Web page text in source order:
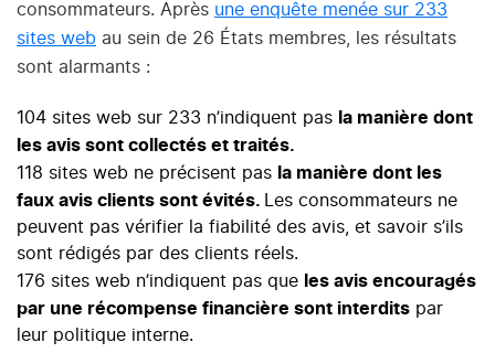
consommateurs. Après une enquête menée sur 233
sites web au sein de 26 États membres, les résultats
sont alarmants :
104 sites web sur 233 n’indiquent pas la manière dont
les avis sont collectés et traités.
118 sites web ne précisent pas la manière dont les
faux avis clients sont évités.
Les consommateurs ne
peuvent pas vérifier la fiabilité des avis, et savoir s’ils
sont rédigés par des clients réels.
176 sites web n’indiquent pas que les avis encouragés
par une récompense financière sont interdits par
leur politique interne.